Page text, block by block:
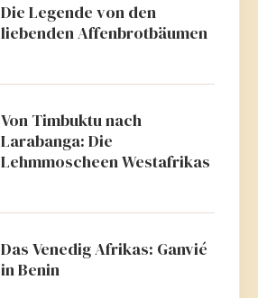
Die Legende von den
liebenden Affenbrotbäumen
Von Timbuktu nach
Larabanga: Die
Lehmmoscheen Westafrikas
Das Venedig Afrikas: Ganvié
in Benin